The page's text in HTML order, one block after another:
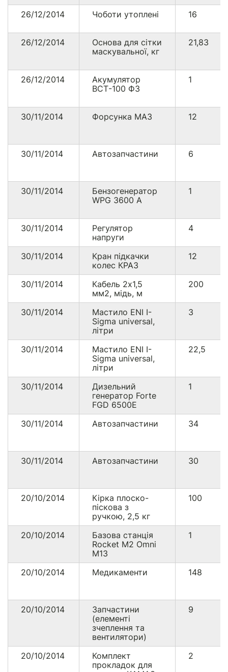
26/12/2014 Чоботи утоплені 16
26/12/2014
Основа для сітки
маскувальної, кг
21,83
26/12/2014
Акумулятор
ВСТ-100 Ф3
1
30/11/2014 Форсунка МАЗ 12
30/11/2014 Автозапчастини 6
30/11/2014
Бензогенератор
WPG 3600 A
1
30/11/2014
Регулятор
напруги
4
30/11/2014
Кран підкачки
колес КРАЗ
12
30/11/2014
Кабель 2х1,5
мм2, мідь, м
200
30/11/2014
Мастило ENI I-
Sigma universal,
літри
3
30/11/2014
Мастило ENI I-
Sigma universal,
літри
22,5
30/11/2014
Дизельний
генератор Forte
FGD 6500E
1
30/11/2014 Автозапчастини 34
30/11/2014 Автозапчастини 30
20/10/2014
Кірка плоско-
піскова з
ручкою, 2,5 кг
100
20/10/2014
Базова станція
Rocket M2 Omni
M13
1
20/10/2014 Медикаменти 148
20/10/2014
Запчастини
(елементі
зчеплення та
вентилятори)
9
20/10/2014
Комплект
прокладок для
2